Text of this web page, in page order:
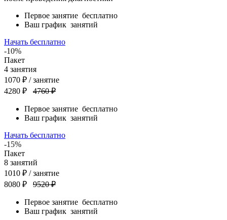
Первое занятие бесплатно
Ваш график занятий
Начать бесплатно
-10%
Пакет
4 занятия
1070 ₽ / занятие
4280 ₽
4760 ₽
Первое занятие бесплатно
Ваш график занятий
Начать бесплатно
-15%
Пакет
8 занятий
1010 ₽ / занятие
8080 ₽
9520 ₽
Первое занятие бесплатно
Ваш график занятий